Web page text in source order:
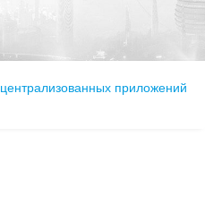
приложений